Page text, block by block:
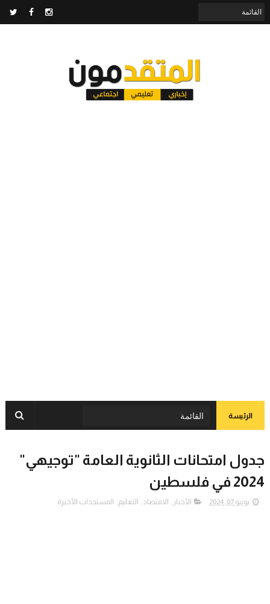
الرئيسة
جدول امتحانات الثانوية العامة "توجيهي"
2024 في فلسطين
يونيو 07, 2024 الأخبار , الاقتصاد, التعليم, المستجدات الأخيرة